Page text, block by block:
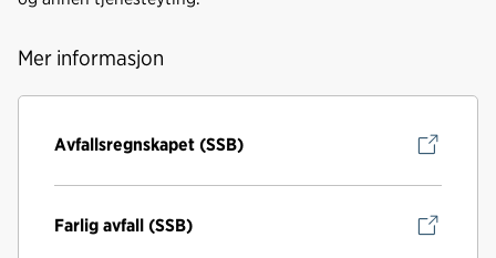
Mer informasjon
Avfallsregnskapet (SSB)
Farlig avfall (SSB)